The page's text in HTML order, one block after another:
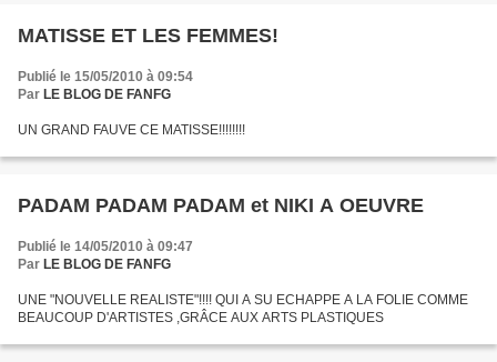
MATISSE ET LES FEMMES!
Publié le 15/05/2010 à 09:54
Par LE BLOG DE FANFG
UN GRAND FAUVE CE MATISSE!!!!!!!!
PADAM PADAM PADAM et NIKI A OEUVRE
Publié le 14/05/2010 à 09:47
Par LE BLOG DE FANFG
UNE "NOUVELLE REALISTE"!!!! QUI A SU ECHAPPE A LA FOLIE COMME
BEAUCOUP D'ARTISTES ,GRÂCE AUX ARTS PLASTIQUES